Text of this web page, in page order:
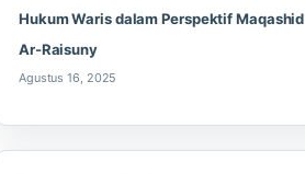
Hukum Waris dalam Perspektif Maqashid
Ar-Raisuny
Agustus 16, 2025